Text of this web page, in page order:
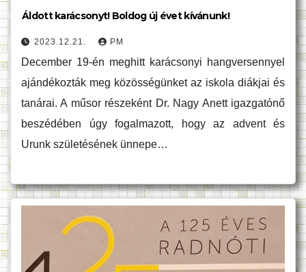
Áldott karácsonyt! Boldog új évet kívánunk!
2023.12.21. PM
December 19-én meghitt karácsonyi hangversennyel
ajándékozták meg közösségünket az iskola diákjai és
tanárai. A műsor részeként Dr. Nagy Anett igazgatónő
beszédében úgy fogalmazott, hogy az advent és
Urunk születésének ünnepe…